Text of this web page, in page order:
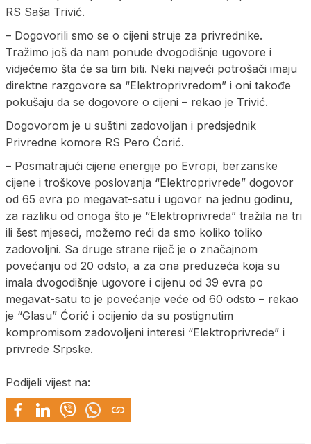
RS Saša Trivić.
– Dogovorili smo se o cijeni struje za privrednike.
Tražimo još da nam ponude dvogodišnje ugovore i
vidjećemo šta će sa tim biti. Neki najveći potrošači imaju
direktne razgovore sa “Elektroprivredom” i oni takođe
pokušaju da se dogovore o cijeni – rekao je Trivić.
Dogovorom je u suštini zadovoljan i predsjednik
Privredne komore RS Pero Ćorić.
– Posmatrajući cijene energije po Evropi, berzanske
cijene i troškove poslovanja “Elektroprivrede” dogovor
od 65 evra po megavat-satu i ugovor na jednu godinu,
za razliku od onoga što je “Elektroprivreda” tražila na tri
ili šest mjeseci, možemo reći da smo koliko toliko
zadovoljni. Sa druge strane riječ je o značajnom
povećanju od 20 odsto, a za ona preduzeća koja su
imala dvogodišnje ugovore i cijenu od 39 evra po
megavat-satu to je povećanje veće od 60 odsto – rekao
je “Glasu” Ćorić i ocijenio da su postignutim
kompromisom zadovoljeni interesi “Elektroprivrede” i
privrede Srpske.
Podijeli vijest na: